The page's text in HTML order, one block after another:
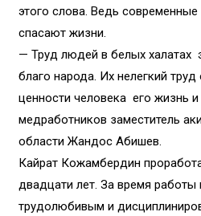
этого слова. Ведь
спасают жизни.
— Труд людей в белых халатах
благо народа. Их нелегкий труд
ценности человека его жизнь
медработников заместитель
области Жандос Абишев.
Кайрат Кожамбердин
двадцати лет. За время работы
трудолюбивым и